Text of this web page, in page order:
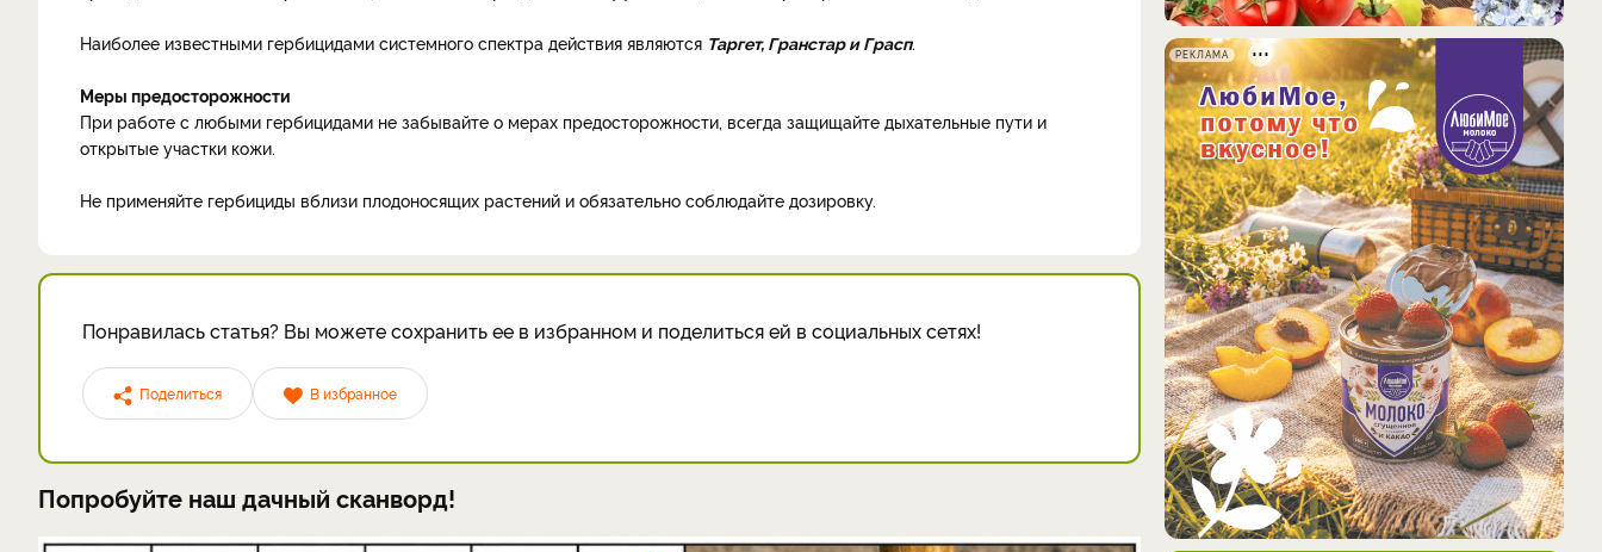
Наиболее известными гербицидами системного спектра действия являются Таргет, Гранстар и Грасп.
Меры предосторожности
При работе с любыми гербицидами не забывайте о мерах предосторожности, всегда защищайте дыхательные пути и
открытые участки кожи.
Не применяйте гербициды вблизи плодоносящих растений и обязательно соблюдайте дозировку.
Понравилась статья? Вы можете сохранить ее в избранном и поделиться ей в социальных сетях!
Поделиться В избранное
Попробуйте наш дачный сканворд!
РЕКЛАМА